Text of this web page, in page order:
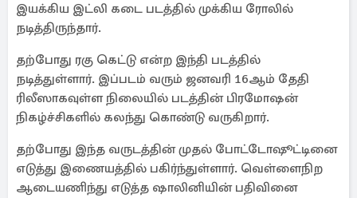
இயக்கிய இட்லி கடை படத்தில் முக்கிய ரோலில்
நடித்திருந்தார்.
தற்போது ரகு கெட்டு என்ற இந்தி படத்தில்
நடித்துள்ளார். இப்படம் வரும் ஜனவரி 16ஆம் தேதி
ரிலீஸாகவுள்ள நிலையில் படத்தின் பிரமோஷன்
நிகழ்ச்சிகளில் கலந்து கொண்டு வருகிறார்.
தற்போது இந்த வருடத்தின் முதல் போட்டோஷூட்டினை
எடுத்து இணையத்தில் பகிர்ந்துள்ளார். வெள்ளைநிற
ஆடையணிந்து எடுத்த ஷாலினியின் பதிவினை